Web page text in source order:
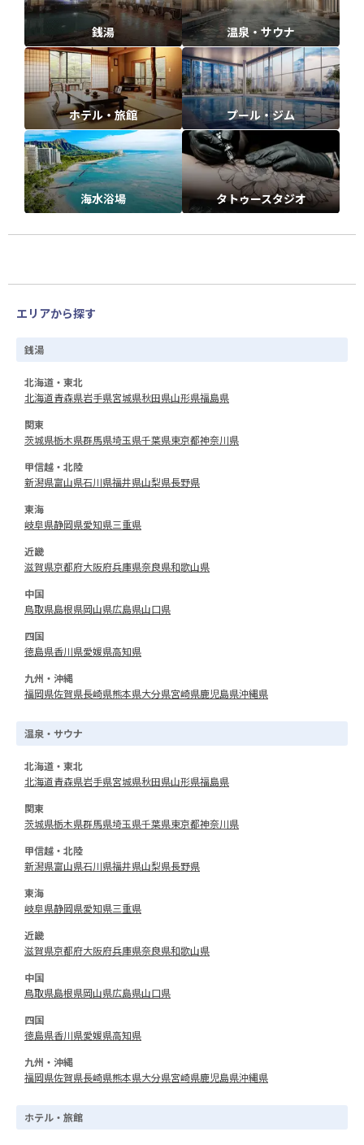
銭湯 温泉・サウナ
ホテル・旅館 プール・ジム
海水浴場 タトゥースタジオ
エリアから探す
銭湯
北海道・東北
北海道青森県岩手県宮城県秋田県山形県福島県
関東
茨城県栃木県群馬県埼玉県千葉県東京都神奈川県
甲信越・北陸
新潟県富山県石川県福井県山梨県長野県
東海
岐阜県静岡県愛知県三重県
近畿
滋賀県京都府大阪府兵庫県奈良県和歌山県
中国
鳥取県島根県岡山県広島県山口県
四国
徳島県香川県愛媛県高知県
九州・沖縄
福岡県佐賀県長崎県熊本県大分県宮崎県鹿児島県沖縄県
温泉・サウナ
北海道・東北
北海道青森県岩手県宮城県秋田県山形県福島県
関東
茨城県栃木県群馬県埼玉県千葉県東京都神奈川県
甲信越・北陸
新潟県富山県石川県福井県山梨県長野県
東海
岐阜県静岡県愛知県三重県
近畿
滋賀県京都府大阪府兵庫県奈良県和歌山県
中国
鳥取県島根県岡山県広島県山口県
四国
徳島県香川県愛媛県高知県
九州・沖縄
福岡県佐賀県長崎県熊本県大分県宮崎県鹿児島県沖縄県
ホテル・旅館